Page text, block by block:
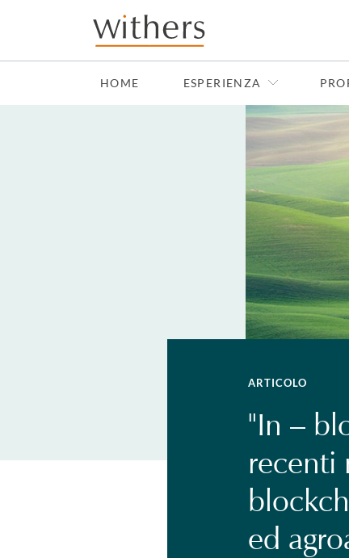
Skip to main content
HOME ESPERIENZA
ARTICOLO
"In –
recenti
ed